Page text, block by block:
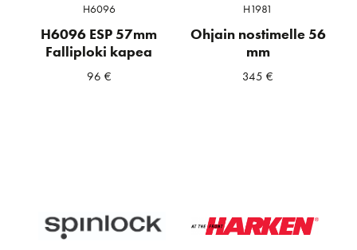
H6096
H6096 ESP 57mm
Falliploki kapea
96 €
H1981
Ohjain nostimelle 56
mm
345€